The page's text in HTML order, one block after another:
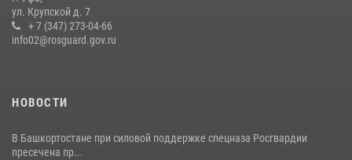
Белорецк отметил День города: Росгвардия представила
современную и раритетную спецтехнику
ул. Крупской д. 7
+ 7 (347) 273-04-66
info02@rosguard.gov.ru
НОВОСТИ
В Башкортостане при силовой поддержке спецназа Росгвардии
пресечена пр...